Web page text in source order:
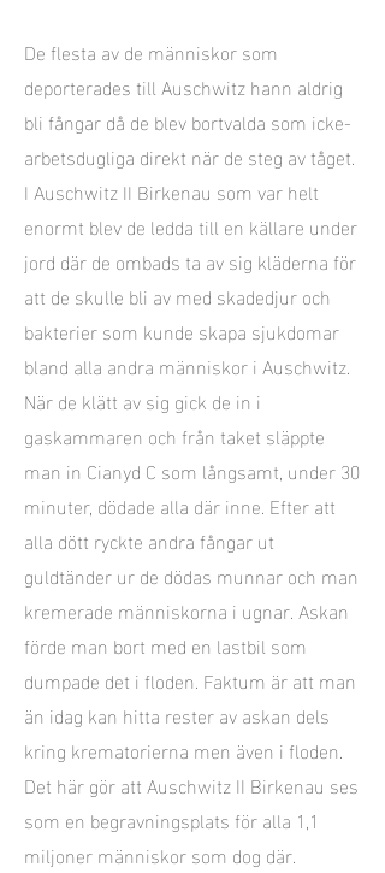
De flesta av de människor som
deporterades till Auschwitz hann aldrig
bli fångar då de blev bortvalda som icke-
arbetsdugliga direkt när de steg av tåget.
I Auschwitz II Birkenau som var helt
enormt blev de ledda till en källare under
jord där de ombads ta av sig kläderna för
att de skulle bli av med skadedjur och
bakterier som kunde skapa sjukdomar
bland alla andra människor i Auschwitz.
När de klätt av sig gick de in i
gaskammaren och från taket släppte
man in Cianyd C som långsamt, under 30
minuter, dödade alla där inne. Efter att
alla dött ryckte andra fångar ut
guldtänder ur de dödas munnar och man
kremerade människorna i ugnar. Askan
förde man bort med en lastbil som
dumpade det i floden. Faktum är att man
än idag kan hitta rester av askan dels
kring krematorierna men även i floden.
Det här gör att Auschwitz II Birkenau ses
som en begravningsplats för alla 1,1
miljoner människor som dog där.